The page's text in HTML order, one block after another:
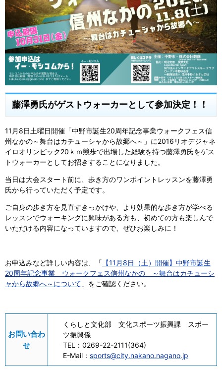
藤澤勇氏がゲストウォーカーとして参加決定！！
11月8日土曜日開催「中野市誕生20周年記念事業ウォークフェス信
州なかの～舞台はカチューシャから故郷へ～」に2016リオデジャネ
イロオリンピック20ｋｍ競歩で出場した経験を持つ藤澤勇氏をゲス
トウォーカーとしてお招きすることになりました。
当日は大会スタート前に、歩き方のワンポイントレッスンを藤澤勇
氏から行っていただく予定です。
ご自身の歩き方を見直すきっかけや、より効果的な歩き方が学べる
レッスンでウォーキングに興味がある方も、初めての方も楽しんで
いただける内容になっていますので、ぜひお楽しみに！
お申込みなど詳しい内容は、「 【11月8日（土）開催】中野市誕生
20周年記念事業 ウォークフェス信州なかの ～舞台はカチューシ
ャから故郷へ～について 」をご確認ください。
お問い合わ
せ
くらしと文化部 文化スポーツ振興課 スポー
ツ振興係
TEL： 0269-22-2111(364)
E-Mail： sports@city.nakano.nagano.jp